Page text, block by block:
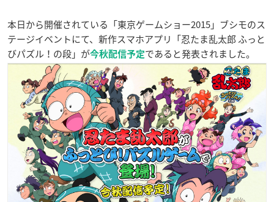
本日から開催されている「東京ゲームショー2015」ブシモのス
テージイベントにて、新作スマホアプリ「忍たま乱太郎 ふっと
びパズル！の段」が今秋配信予定であると発表されました。